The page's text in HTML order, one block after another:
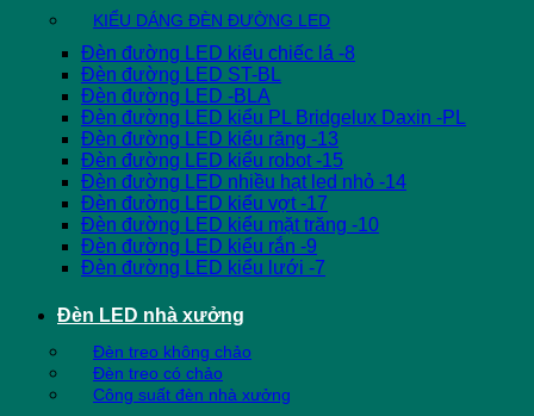
KIỂU DÁNG ĐÈN ĐƯỜNG LED
Đèn đường LED kiểu chiếc lá -8
Đèn đường LED ST-BL
Đèn đường LED -BLA
Đèn đường LED kiểu PL Bridgelux Daxin -PL
Đèn đường LED kiểu răng -13
Đèn đường LED kiểu robot -15
Đèn đường LED nhiều hạt led nhỏ -14
Đèn đường LED kiểu vợt -17
Đèn đường LED kiểu mặt trăng -10
Đèn đường LED kiểu rắn -9
Đèn đường LED kiểu lưới -7
Đèn LED nhà xưởng
Đèn treo không chảo
Đèn treo có chảo
Công suất đèn nhà xưởng